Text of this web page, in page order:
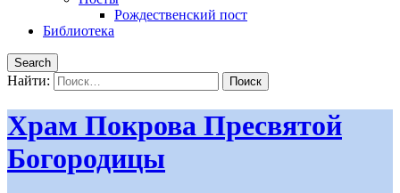
Рождественский пост
Библиотека
Search
Найти:
Храм Покрова Пресвятой
Богородицы